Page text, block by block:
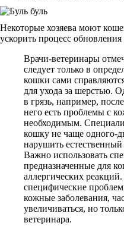
Некоторые хозяева моют
ускорить процесс
Врачи-ветеринары
следует только в
кошки сами
для ухода за шерстью.
в грязь, например,
него есть проблемы с
необходимым.
кошку не чаще одного-
нарушить
Важно использовать
предназначенные для
аллергических
специфические
кожные заболевания,
увеличиваться, но
ветеринара.